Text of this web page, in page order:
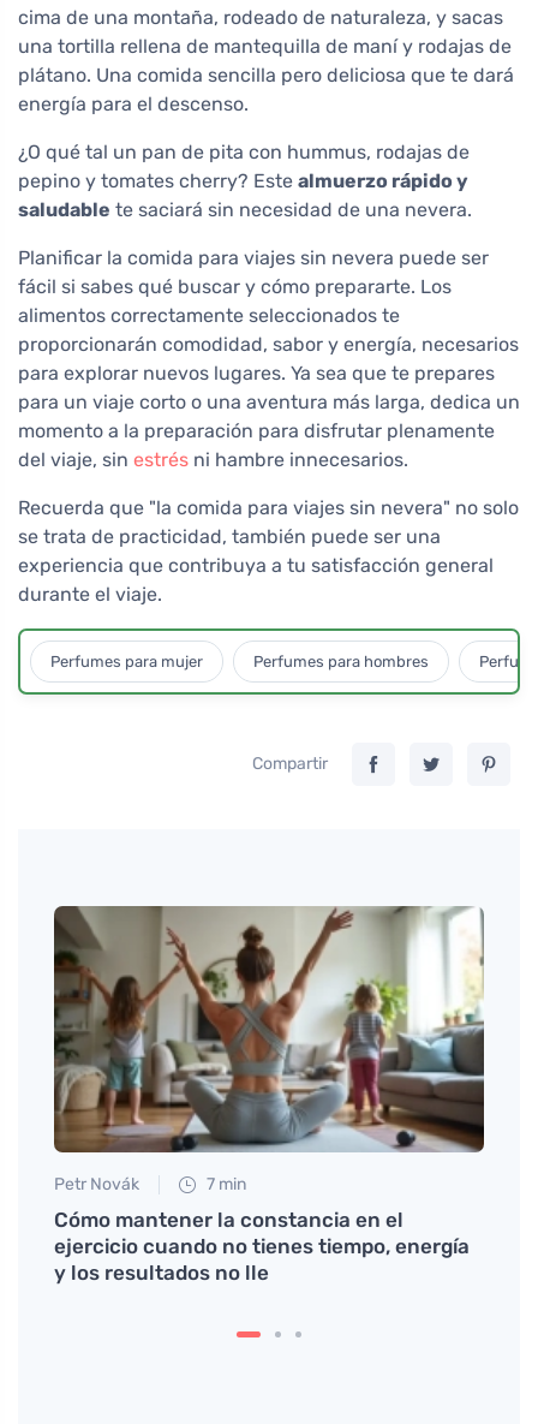
cima de una montaña, rodeado de naturaleza, y sacas
una tortilla rellena de mantequilla de maní y rodajas de
plátano. Una comida sencilla pero deliciosa que te dará
energía para el descenso.
¿O qué tal un pan de pita con hummus, rodajas de
pepino y tomates cherry? Este almuerzo rápido y
saludable te saciará sin necesidad de una nevera.
Planificar la comida para viajes sin nevera puede ser
fácil si sabes qué buscar y cómo prepararte. Los
alimentos correctamente seleccionados te
proporcionarán comodidad, sabor y energía, necesarios
para explorar nuevos lugares. Ya sea que te prepares
para un viaje corto o una aventura más larga, dedica un
momento a la preparación para disfrutar plenamente
del viaje, sin estrés ni hambre innecesarios.
Recuerda que "la comida para viajes sin nevera" no solo
se trata de practicidad, también puede ser una
experiencia que contribuya a tu satisfacción general
durante el viaje.
Perfumes para mujer Perfumes para hombres
Compartir
Petr Novák 7 min
Cómo mantener la constancia en el
ejercicio cuando no tienes tiempo, energía
y los resultados no lle